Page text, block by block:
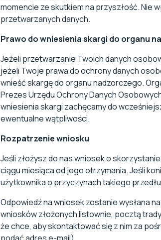
momencie ze skutkiem na przyszłość. Nie
przetwarzanych danych.
Prawo do wniesienia skargi do organu
Jeżeli przetwarzanie Twoich danych
jeżeli Twoje prawa do ochrony danych
wnieść skargę do organu nadzorczego.
Prezes Urzędu Ochrony Danych
wniesienia skargi zachęcamy do
ewentualne wątpliwości.
Rozpatrzenie wniosku
Jeśli złożysz do nas wniosek o
ciągu miesiąca od jego otrzymania. Jeśli
użytkownika o przyczynach takiego
Odpowiedź na wniosek zostanie wysłana
wniosków złożonych listownie, pocztą
że chce, aby skontaktować się z nim za